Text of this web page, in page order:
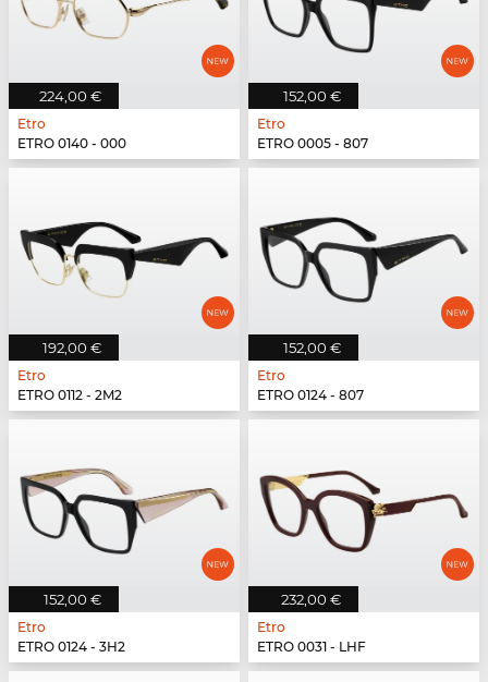
224,00 €
Etro
ETRO 0140 - 000
152,00 €
Etro
ETRO 0005 - 807
192,00 €
Etro
ETRO 0112 - 2M2
152,00 €
Etro
ETRO 0124 - 807
152,00 €
Etro
ETRO 0124 - 3H2
232,00 €
Etro
ETRO 0031 - LHF